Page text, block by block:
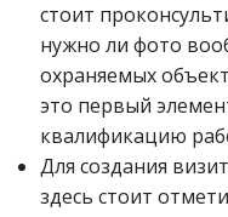
стоит
нужно ли фото
охраняемых
это первый
квалификацию
Для создания
здесь стоит